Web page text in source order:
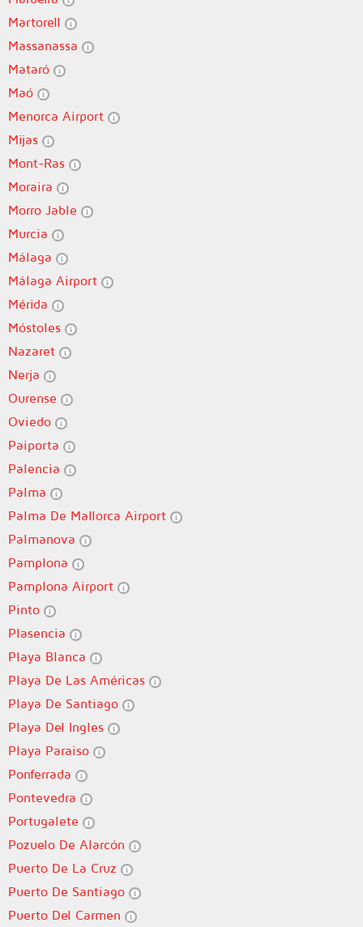
Martorell
Massanassa
Mataró
Maó
Menorca Airport
Mijas
Mont-Ras
Moraira
Morro Jable
Murcia
Málaga
Málaga Airport
Mérida
Móstoles
Nazaret
Nerja
Ourense
Oviedo
Paiporta
Palencia
Palma
Palma De Mallorca Airport
Palmanova
Pamplona
Pamplona Airport
Pinto
Plasencia
Playa Blanca
Playa De Las Américas
Playa De Santiago
Playa Del Ingles
Playa Paraiso
Ponferrada
Pontevedra
Portugalete
Pozuelo De Alarcón
Puerto De La Cruz
Puerto De Santiago
Puerto Del Carmen